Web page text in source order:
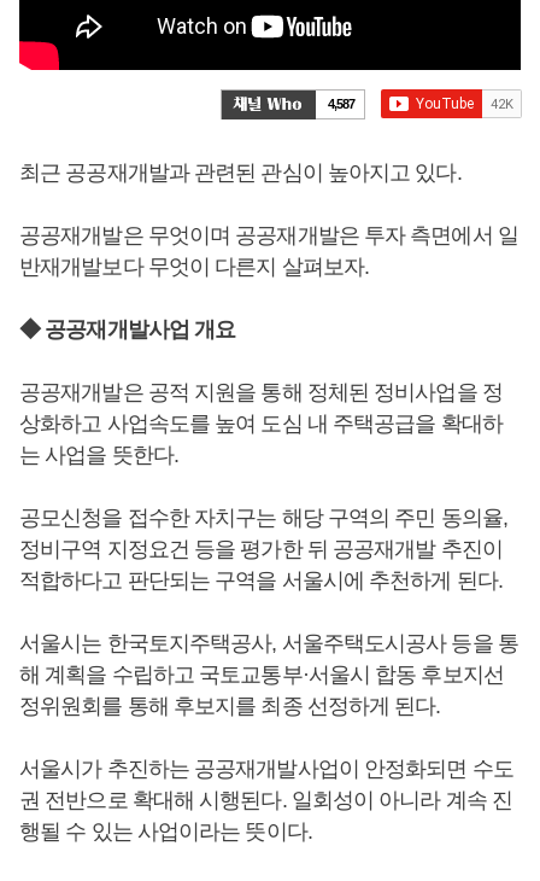
4,587
최근 공공재개발과 관련된 관심이 높아지고 있다.
공공재개발은 무엇이며 공공재개발은 투자 측면에서 일
반재개발보다 무엇이 다른지 살펴보자.
◆ 공공재개발사업 개요
공공재개발은 공적 지원을 통해 정체된 정비사업을 정
상화하고 사업속도를 높여 도심 내 주택공급을 확대하
는 사업을 뜻한다.
공모신청을 접수한 자치구는 해당 구역의 주민 동의율,
정비구역 지정요건 등을 평가한 뒤 공공재개발 추진이
적합하다고 판단되는 구역을 서울시에 추천하게 된다.
서울시는 한국토지주택공사, 서울주택도시공사 등을 통
해 계획을 수립하고 국토교통부·서울시 합동 후보지선
정위원회를 통해 후보지를 최종 선정하게 된다.
서울시가 추진하는 공공재개발사업이 안정화되면 수도
권 전반으로 확대해 시행된다. 일회성이 아니라 계속 진
행될 수 있는 사업이라는 뜻이다.